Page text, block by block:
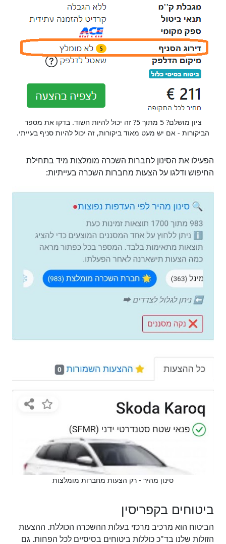
ציון מושלם? 5 מתוך 5? זה יכול להיות חשוד. בדקו את מספר
הביקורות - אם יש מעט מאוד ביקורות, זה יכול להיות סניף בעייתי.
הפעילו את הסינון לחברות השכרה מומלצות מיד בתחילת
החיפוש ודלגו על הצעות מחברות השכרה בעייתיות:
סינון מהיר - רק הצעות מחברות מומלצות
ביטוחים בקפריסין
הביטוח הוא מרכיב מרכזי בעלות ההשכרה הכוללת. ההצעות
הזולות שלנו בד"כ כוללות ביטוחים בסיסיים לכל הפחות. גם